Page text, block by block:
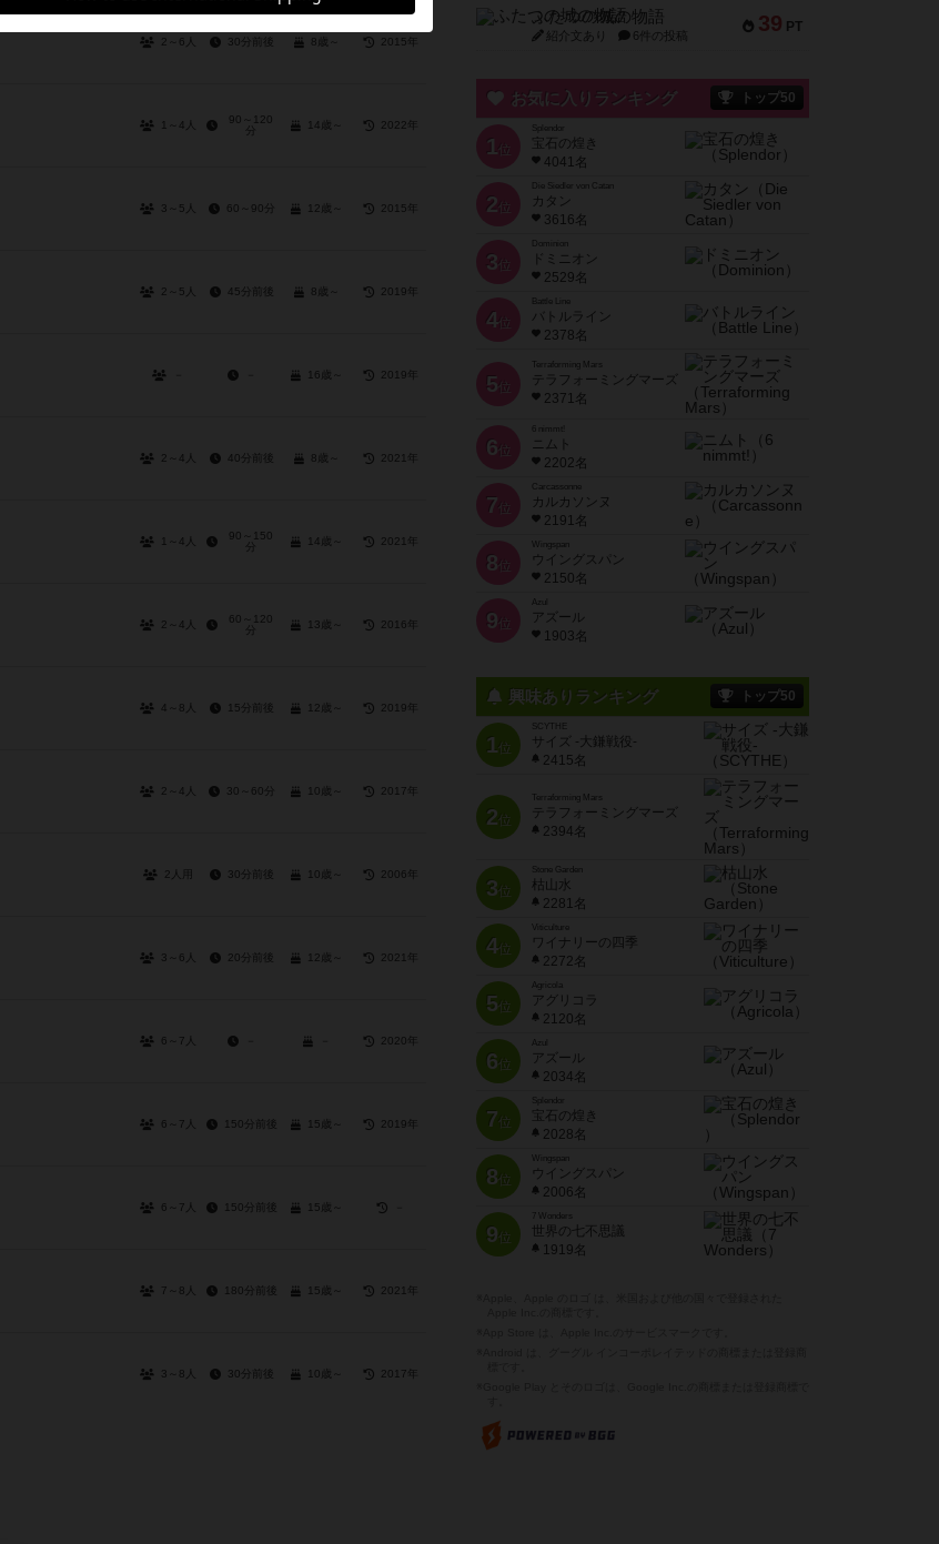
2～6人 30分前後 8歳～ 2015年
1～4人
90～120
分
14歳～ 2022年
3～5人 60～90分 12歳～ 2015年
2～5人 45分前後 8歳～ 2019年
16歳～ 2019年
2～4人 40分前後 8歳～ 2021年
1～4人
90～150
分
14歳～ 2021年
2～4人
60～120
分
13歳～ 2016年
4～8人 15分前後 12歳～ 2019年
2～4人 30～60分 10歳～ 2017年
2人用 30分前後 10歳～ 2006年
3～6人 20分前後 12歳～ 2021年
6～7人 2020年
6～7人 150分前後 15歳～ 2019年
6～7人 150分前後 15歳～
7～8人 180分前後 15歳～ 2021年
3～8人 30分前後 10歳～ 2017年
39 PT
ふたつの城の物語
紹介文あり 6件の投稿
お気に入りランキング トップ50
1 位
宝石の煌き
4041名
2 位
Die Siedler von Catan
カタン
3616名
3 位
ドミニオン
2529名
4位
Battle Line
バトルライン
2378名
5 位
Terraforming Mars
テラフォーミングマーズ
2371名
6 位
ニムト
2202名
7 位
Carcassonne
カルカソンヌ
2191名
8 位
Wingspan
ウイングスパン
2150名
9 位
Azul
アズール
1903名
興味ありランキング トップ50
1位
SCYTHE
サイズ -大鎌戦役-
2415名
2位
Terraforming Mars
テラフォーミングマーズ
2394名
3位
Stone Garden
枯山水
2281名
4位
Viticulture
ワイナリーの四季
2272名
5位
Agricola
アグリコラ
2120名
6位
Azul
アズール
2034名
7位
宝石の煌き
2028名
8位
Wingspan
ウイングスパン
2006名
9位
7 Wonders
世界の七不思議
1919名